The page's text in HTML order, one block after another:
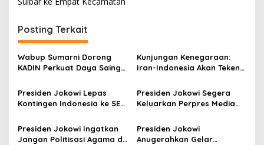
g
a
s
p
o
s
Posting Terkait
Wabup Sumarni Dorong
KADIN Perkuat Daya Saing
Lapangan Kerja
Kunjungan Kenegaraan:
Iran-Indonesia Akan Teken
Presiden Jokowi Lepas
Kontingen Indonesia ke SEA
Presiden Jokowi Segera
Keluarkan Perpres Media
Presiden Jokowi Ingatkan
Jangan Politisasi Agama di
Presiden Jokowi
Anugerahkan Gelar